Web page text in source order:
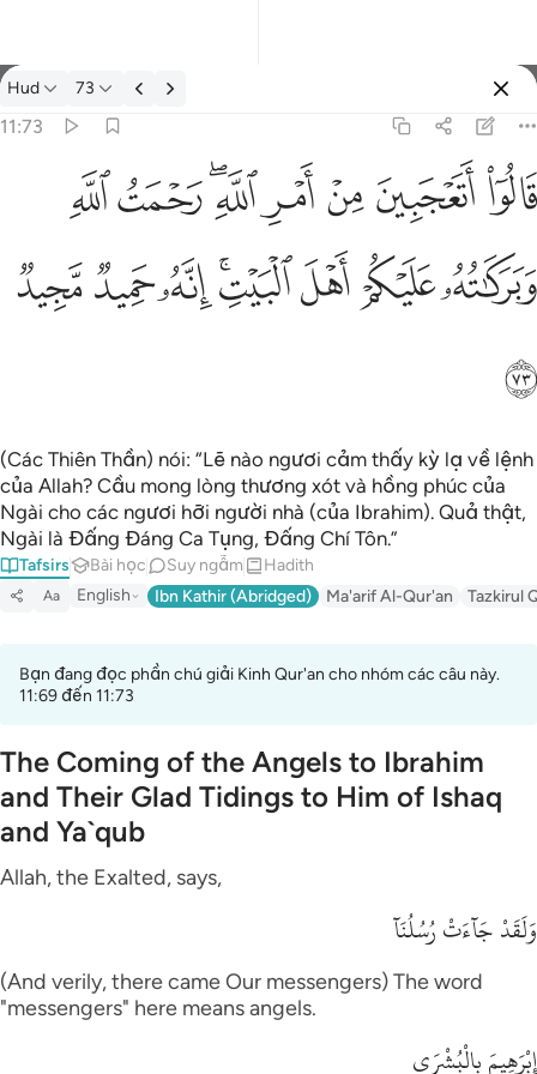
Tafsir: Hud 11:73
Hud 73
11:73
من امر الله رحمت الله وبركاته عليكم اهل البيت انه حميد مجيد ٧٣
رَحْمَتُ ٱللَّهِ وَبَرَكَـٰتُهُۥ عَلَيْكُمْ أَهْلَ ٱلْبَيْتِ ۚ إِنَّهُۥ حَمِيدٌۭ مَّجِيدٌۭ ٧٣
ﱏﱐﱑﱒﱓﱔﱕﱖ
ﱗﱘ ﱙﱚﱛﱜﱝﱞ
ﱟ
(Các Thiên Thần) nói: “Lẽ nào ngươi cảm thấy kỳ lạ về lệnh
của Allah? Cầu mong lòng thương xót và hồng phúc của
Ngài cho các ngươi hỡi người nhà (của Ibrahim). Quả thật,
Ngài là Đấng Đáng Ca Tụng, Đấng Chí Tôn.”
Tafsirs Bài học Suy ngẫm Hadith
Aa English Ibn Kathir (Abridged) Ma'arif Al-Qur'an Tazkirul
Bạn đang đọc phần chú giải Kinh Qur'an cho nhóm các câu này.
11:69 đến 11:73
The Coming of the Angels to Ibrahim
and Their Glad Tidings to Him of Ishaq
and Ya`qub
Allah, the Exalted, says,
وَلَقَدْ جَآءَتْ رُسُلُنَآ
(And verily, there came Our messengers) The word
"messengers" here means angels.
إِبْرَهِيمَ بِالْبُشْرَى